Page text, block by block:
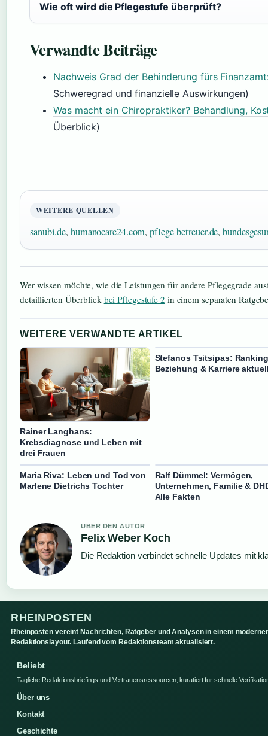
Wie oft wird die Pflegestufe überprüft?
Verwandte Beiträge
Nachweis Grad der Behinderung fürs
Schweregrad und finanzielle Auswirkungen)
Was macht ein Chiropraktiker? Behandlung,
Überblick)
WEITERE QUELLEN
sanubi.de, humanocare24.com,pflege-betreuer.de,
Wer wissen möchte, wie die Leistungen für andere Pflegegrade
detaillierten Überblick bei Pflegestufe 2 in einem separaten
WEITERE VERWANDTE ARTIKEL
Rainer Langhans:
Krebsdiagnose und Leben mit
drei Frauen
Stefanos Tsitsipas:
Beziehung & Karriere
Maria Riva: Leben und Tod von
Marlene Dietrichs Tochter
Ralf Dümmel: Vermögen,
Unternehmen, Familie &
Alle Fakten
UBER DEN AUTOR
Felix Weber Koch
Die Redaktion verbindet schnelle Updates mit
RHEINPOSTEN
Rheinposten vereint Nachrichten, Ratgeber und Analysen in einem
Redaktionslayout. Laufend vom Redaktionsteam aktualisiert.
Beliebt
Tagliche Redaktionsbriefings und Vertrauensressourcen, kuratiert fur schnelle
Über uns
Kontakt
Geschichte